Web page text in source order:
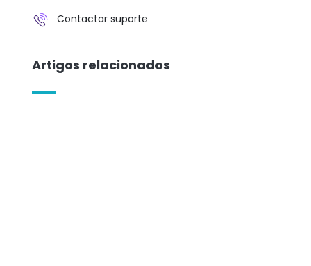
Contactar suporte
Artigos relacionados